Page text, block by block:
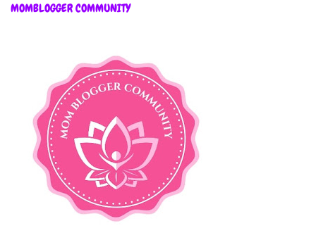
MOMBLOGGER COMMUNITY